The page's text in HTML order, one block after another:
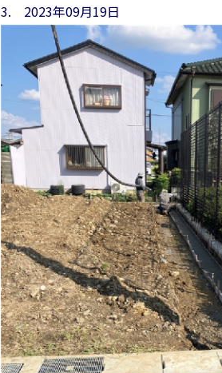
3. 2023年09月19日